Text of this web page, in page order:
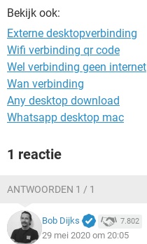
Bekijk ook:
Externe desktopverbinding
Wifi verbinding qr code
Wel verbinding geen internet
Wan verbinding
Any desktop download
Whatsapp desktop mac
1 reactie
ANTWOORDEN 1 / 1
Bob Dijks 7.802
29 mei 2020 om 20:05